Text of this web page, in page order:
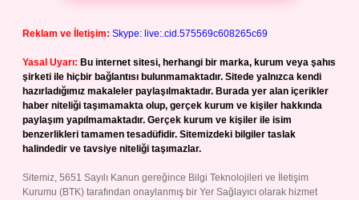
Reklam ve İletişim: Skype: live:.cid.575569c608265c69
Yasal Uyarı: Bu internet sitesi, herhangi bir marka, kurum veya şahıs
şirketi ile hiçbir bağlantısı bulunmamaktadır. Sitede yalnızca kendi
hazırladığımız makaleler paylaşılmaktadır. Burada yer alan içerikler
haber niteliği taşımamakta olup, gerçek kurum ve kişiler hakkında
paylaşım yapılmamaktadır. Gerçek kurum ve kişiler ile isim
benzerlikleri tamamen tesadüfidir. Sitemizdeki bilgiler taslak
halindedir ve tavsiye niteliği taşımazlar.
Sitemiz, 5651 Sayılı Kanun gereğince Bilgi Teknolojileri ve İletişim
Kurumu (BTK) tarafından onaylanmış bir Yer Sağlayıcı olarak hizmet